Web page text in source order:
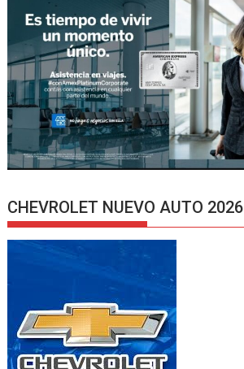
CHEVROLET NUEVO AUTO 2026